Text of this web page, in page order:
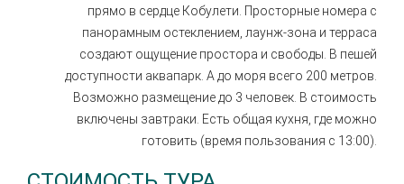
прямо в сердце Кобулети. Просторные номера с
панорамным остеклением, лаунж-зона и терраса
создают ощущение простора и свободы. В пешей
доступности аквапарк. А до моря всего 200 метров.
Возможно размещение до 3 человек. В стоимость
включены завтраки. Есть общая кухня, где можно
готовить (время пользования с 13:00).